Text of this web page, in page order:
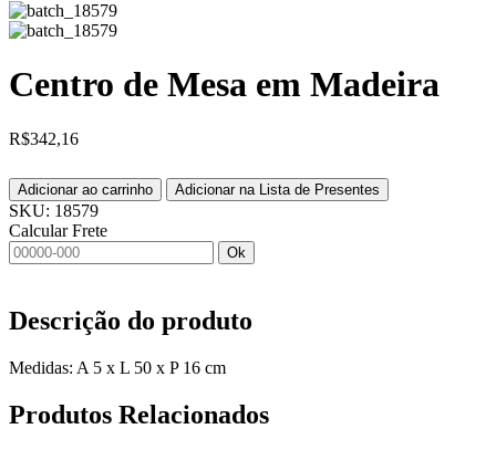
Centro de Mesa em Madeira
R$342,16
Adicionar ao carrinho Adicionar na Lista de Presentes
SKU: 18579
Calcular Frete
Ok
Descrição do produto
Medidas: A 5 x L 50 x P 16 cm
Produtos Relacionados